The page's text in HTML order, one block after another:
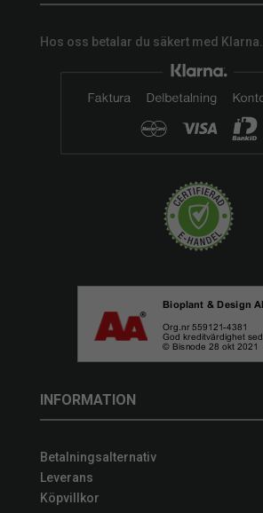
Hos oss betalar du säkert med Klarna.
INFORMATION
Betalningsalternativ
Leverans
Köpvillkor